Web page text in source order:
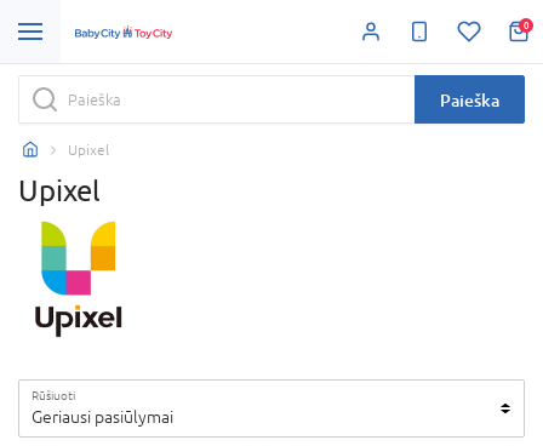
0
Paieška
Upixel
Upixel
Rūšiuoti
Geriausi pasiūlymai